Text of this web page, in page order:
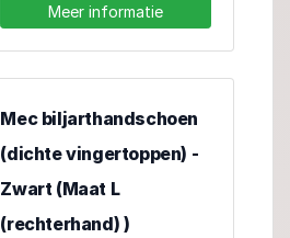
Meer informatie
Mec biljarthandschoen
(dichte vingertoppen) -
Zwart (Maat L
(rechterhand) )